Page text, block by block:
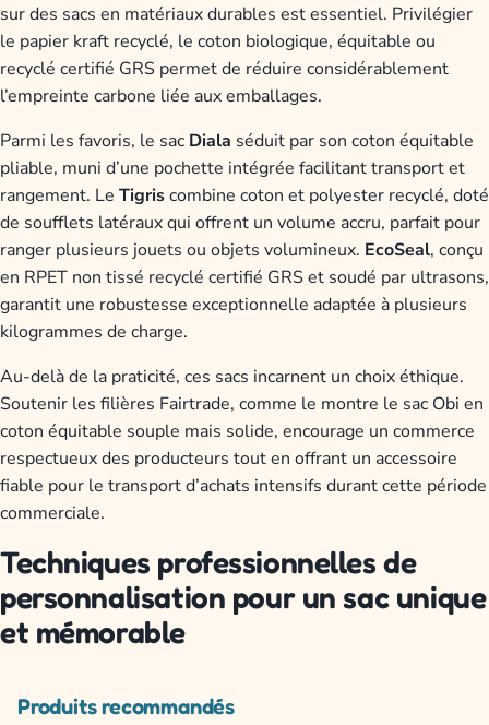
sur des sacs en matériaux durables est essentiel. Privilégier
le papier kraft recyclé, le coton biologique, équitable ou
recyclé certifié GRS permet de réduire considérablement
l’empreinte carbone liée aux emballages.
Parmi les favoris, le sac Diala séduit par son coton équitable
pliable, muni d’une pochette intégrée facilitant transport et
rangement. Le Tigriscombine coton et polyester recyclé, doté
de soufflets latéraux qui offrent un volume accru, parfait pour
ranger plusieurs jouets ou objets volumineux. EcoSeal, conçu
en RPET non tissé recyclé certifié GRS et soudé par ultrasons,
garantit une robustesse exceptionnelle adaptée à plusieurs
kilogrammes de charge.
Au-delà de la praticité, ces sacs incarnent un choix éthique.
Soutenir les filières Fairtrade, comme le montre le sac Obi en
coton équitable souple mais solide, encourage un commerce
respectueux des producteurs tout en offrant un accessoire
fiable pour le transport d’achats intensifs durant cette période
commerciale.
Techniques professionnelles de
personnalisation pour un sac unique
et mémorable
Produits recommandés